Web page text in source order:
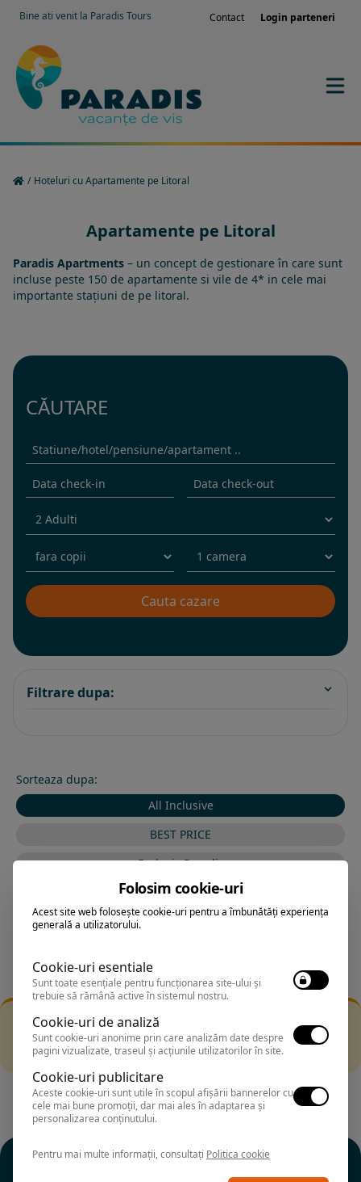
Bine ati venit la Paradis Tours Contact Login parteneri
/ Hoteluri cu Apartamente pe Litoral
Apartamente pe Litoral
Paradis Apartments – un concept de gestionare în care sunt
incluse peste 150 de apartamente si vile de 4* in cele mai
importante stațiuni de pe litoral.
CĂUTARE
Filtrare dupa:
Sorteaza dupa:
All Inclusive
BEST PRICE
Exclusiv Paradis
Stele 1-5
Stele 5-1
Filtrarea nu a returnat niciun rezultat
Incearca sa folosesti o cautarea mai generala sau alege
alte fitre.
Folosim cookie-uri
Acest site web folosește cookie-uri pentru a îmbunătăți experiența
generală a utilizatorului.
Cookie-uri esentiale
Sunt toate esențiale pentru funcționarea site-ului și
trebuie să rămână active în sistemul nostru.
Cookie-uri de analiză
Sunt cookie-uri anonime prin care analizăm date despre
pagini vizualizate, traseul și acțiunile utilizatorilor în site.
Cookie-uri publicitare
Aceste cookie-uri sunt utile în scopul afișării bannerelor cu
cele mai bune promoții, dar mai ales în adaptarea și
personalizarea conținutului.
Pentru mai multe informații, consultați Politica cookie